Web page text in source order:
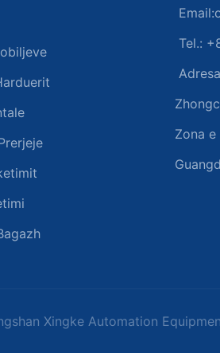
Email:
Tel.:
Zona
Xingke Automation